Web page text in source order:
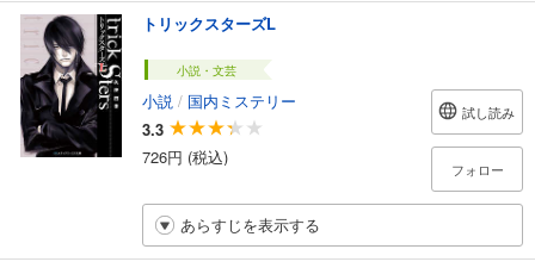
トリックスターズL
小説・文芸
小説 / 国内ミステリー
3.3
726円 (税込)
試し読み
フォロー
あらすじを表示する